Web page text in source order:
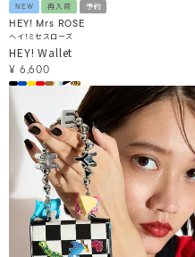
NEW 再入荷 予約
HEY! Mrs ROSE
ヘイ！ミセスローズ
HEY! Wallet
¥ 6,600